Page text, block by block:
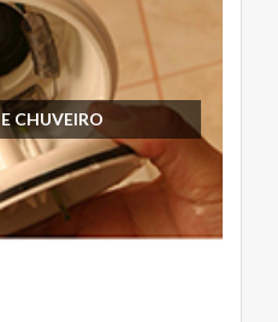
CHUVEIRO